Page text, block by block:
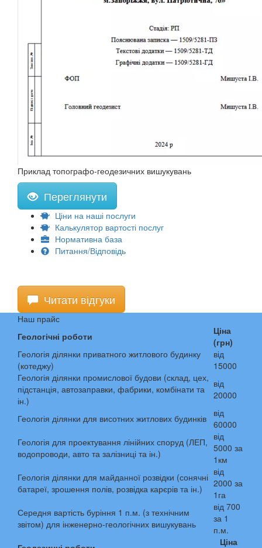
Приклад топографо-геодезичних вишукувань
Переглянути
Ціни на наші послуги
Калькулятор вартості послуг
Нормативна база
Питання/Відповідь
Читати відгуки
Наш прайс
Геологічні роботи
Ціна
(грн)
Геологія ділянки приватного житлового будинку
(котеджу)
від
15000
Геологія ділянки промислової будови (склад, цех,
підстанція, автозаправки, фабрики, комбінати та
ін.)
від
20000
Геологія ділянки для висотних житлових будинків
від
60000
Геологія для проектування лінійних споруд (ЛЕП,
водопроводи, авто та залізниці та ін.)
від
5000 за
1км
Геологія ділянки для майданної розвідки (сонячні
батареї, зрошення полів, розвідка карєрів та ін.)
від
2000 за
1га
Середня вартість буріння 1 п.м. (з технічним
звітом) для інженерно-геологічних вишукувань
від 700
за 1
п.м.
Ціна